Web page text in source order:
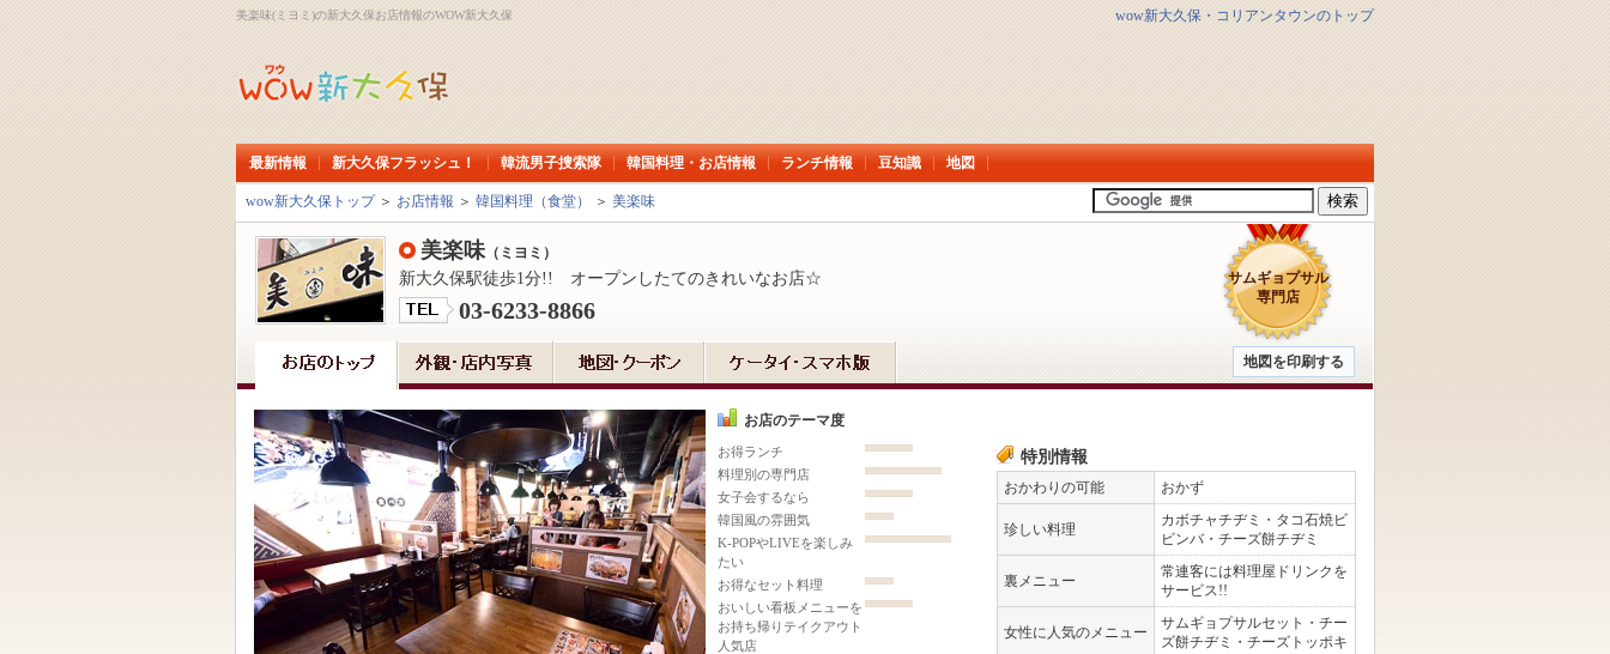
美楽味(ミヨミ)の新大久保お店情報のWOW新大久保 wow新大久保・コリアンタウンのトップ
最新情報 新大久保フラッシュ！ 韓流男子捜索隊 韓国料理・お店情報 ランチ情報 豆知識 地図
wow新大久保トップ＞ お店情報 ＞ 韓国料理（食堂） ＞ 美楽味
サムギョプサル
専門店
美楽味（ミヨミ）
新大久保駅徒歩1分!! オープンしたてのきれいなお店☆
03-6233-8866
地図を印刷する
お店のテーマ度
お得ランチ
料理別の専門店
女子会するなら
韓国風の雰囲気
K-POPやLIVEを楽しみ
たい
お得なセット料理
おいしい看板メニューを
お持ち帰りテイクアウト
人気店
特別情報
おかわりの可能 おかず
珍しい料理
カボチャチヂミ・タコ石焼ビ
ビンバ・チーズ餅チヂミ
裏メニュー
常連客には料理屋ドリンクを
サービス!!
女性に人気のメニュー
サムギョプサルセット・チー
ズ餅チヂミ・チーズトッポキ